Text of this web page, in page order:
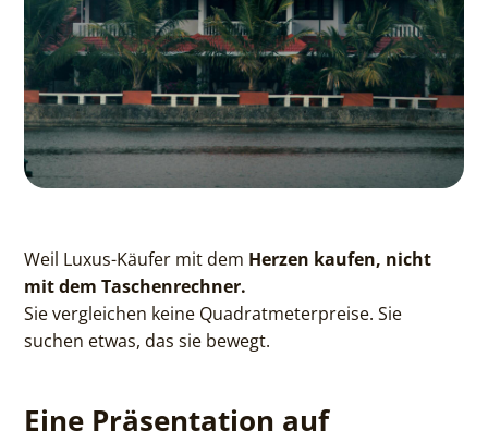
Weil Luxus-Käufer mit dem Herzen kaufen, nicht
mit dem Taschenrechner.
Sie vergleichen keine Quadratmeterpreise. Sie
suchen etwas, das sie bewegt.
Eine Präsentation auf